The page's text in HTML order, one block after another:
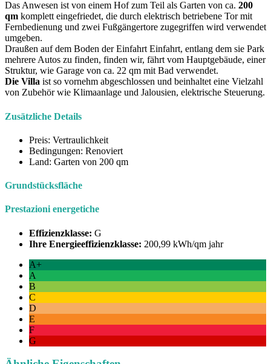
Das Anwesen ist von einem Hof ​​zum Teil als Garten von ca. 200
qm komplett eingefriedet, die durch elektrisch betriebene Tor mit
Fernbedienung und zwei Fußgängertore zugegriffen wird verwendet
umgeben.
Draußen auf dem Boden der Einfahrt Einfahrt, entlang dem sie Park
mehrere Autos zu finden, finden wir, fährt vom Hauptgebäude, einer
Struktur, wie Garage von ca. 22 qm mit Bad verwendet.
Die Villa ist so vornehm abgeschlossen und beinhaltet eine Vielzahl
von Zubehör wie Klimaanlage und Jalousien, elektrische Steuerung.
Zusätzliche Details
Preis: Vertraulichkeit
Bedingungen: Renoviert
Land: Garten von 200 qm
Grundstücksfläche
Prestazioni energetiche
Effizienzklasse: G
Ihre Energieeffizienzklasse: 200,99 kWh/qm jahr
A+
A
B
C
D
E
F
G